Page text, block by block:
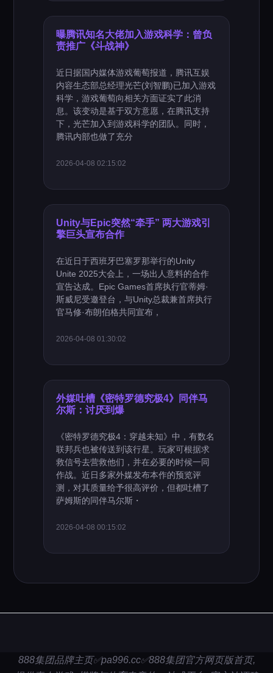
曝腾讯知名大佬加入游戏科学：曾负
责推广《斗战神》
近日据国内媒体游戏葡萄报道，腾讯互娱
内容生态部总经理光芒(刘智鹏)已加入游戏
科学，游戏葡萄向相关方面证实了此消
息。该变动是基于双方意愿，在腾讯支持
下，光芒加入到游戏科学的团队。同时，
腾讯内部也做了充分
2026-04-08 02:15:02
Unity与Epic突然“牵手” 两大游戏引
擎巨头宣布合作
在近日于西班牙巴塞罗那举行的Unity
Unite 2025大会上，一场出人意料的合作
宣告达成。Epic Games首席执行官蒂姆·
斯威尼受邀登台，与Unity总裁兼首席执行
官马修·布朗伯格共同宣布，
2026-04-08 01:30:02
外媒吐槽《密特罗德究极4》同伴马
尔斯：讨厌到爆
《密特罗德究极4：穿越未知》中，有数名
联邦兵也被传送到该行星。玩家可根据求
救信号去营救他们，并在必要的时候一同
作战。近日多家外媒发布本作的预览评
测，对其质量给予很高评价，但都吐槽了
萨姆斯的同伴马尔斯・
2026-04-08 00:15:02
888集团品牌主页✅pa996.cc✅888集团官方网页版首页,